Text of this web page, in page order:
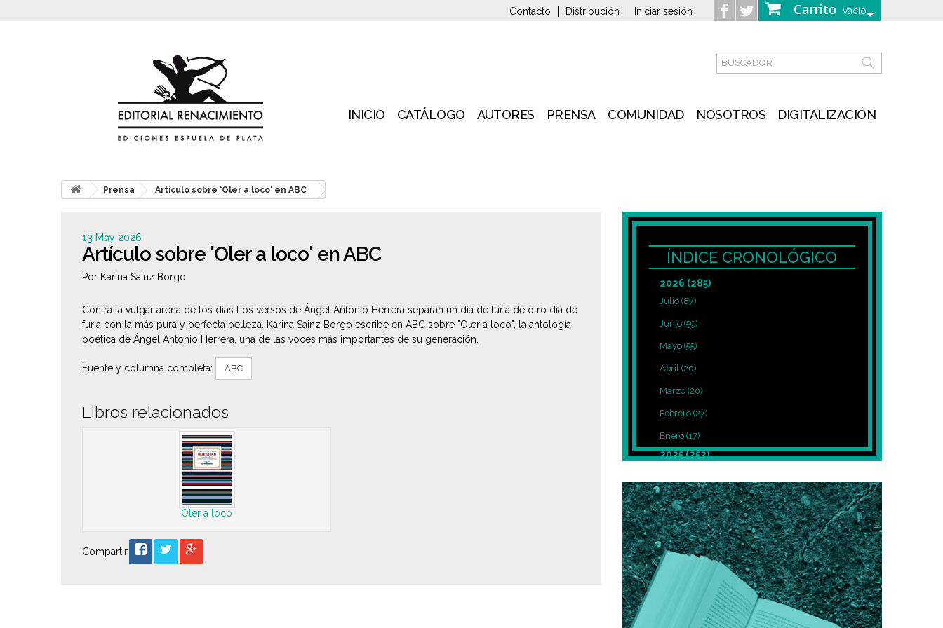
Carrito vacío
Contacto Distribución Iniciar sesión
INICIO CATÁLOGO AUTORES PRENSA COMUNIDAD NOSOTROS DIGITALIZACIÓN
Prensa Artículo sobre 'Oler a loco' en ABC
13 May 2026
Artículo sobre 'Oler a loco' en ABC
Por Karina Sainz Borgo
Contra la vulgar arena de los días Los versos de Ángel Antonio Herrera separan un día de furia de otro día de
furia con la más pura y perfecta belleza. Karina Sainz Borgo escribe en ABC sobre "Oler a loco", la antología
poética de Ángel Antonio Herrera, una de las voces más importantes de su generación.
Fuente y columna completa: ABC
Libros relacionados
Oler a loco
Compartir
ÍNDICE CRONOLÓGICO
2026 (285)
Julio (87)
Junio (59)
Mayo (55)
Abril (20)
Marzo (20)
Febrero (27)
Enero (17)
2025(252)
Noviembre(27)
Octubre(8)
Septiembre(12)
Agosto